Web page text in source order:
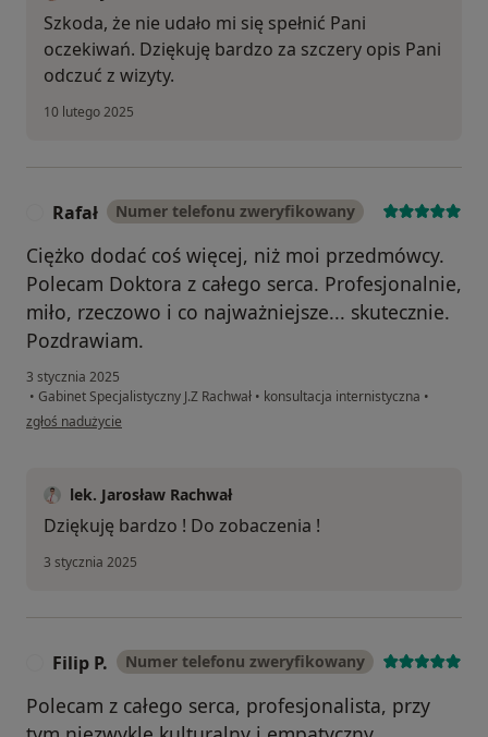
Szkoda, że nie udało mi się spełnić Pani
oczekiwań. Dziękuję bardzo za szczery opis Pani
odczuć z wizyty.
10 lutego 2025
Rafał Numer telefonu zweryfikowany
Ciężko dodać coś więcej, niż moi przedmówcy.
Polecam Doktora z całego serca. Profesjonalnie,
miło, rzeczowo i co najważniejsze... skutecznie.
Pozdrawiam.
3 stycznia 2025
• Gabinet Specjalistyczny J.Z Rachwał • konsultacja internistyczna •
w opinii użytkownika Rafał
zgłoś nadużycie
lek. Jarosław Rachwał
Dziękuję bardzo ! Do zobaczenia !
3 stycznia 2025
Filip P. Numer telefonu zweryfikowany
Polecam z całego serca, profesjonalista, przy